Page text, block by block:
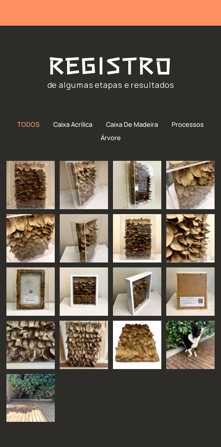
REGISTRO
de algumas etapas e resultados
TODOS Caixa Acrílica Caixa De Madeira
Processos
Árvore